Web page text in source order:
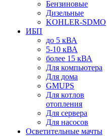
Бензиновые
Дизельные
KOHLER-SDMO
ИБП
до 5 кВА
5-10 кВА
более 15 кВА
Для компьютера
Для дома
GMUPS
Для котлов
отопления
Для сервера
Для насосов
Осветительные мачты